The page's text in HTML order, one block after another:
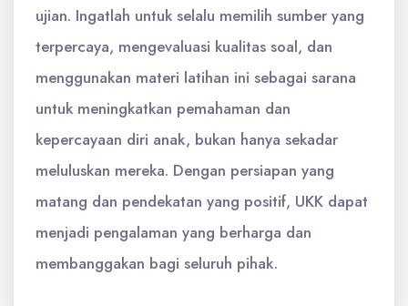
ujian. Ingatlah untuk selalu memilih sumber yang
terpercaya, mengevaluasi kualitas soal, dan
menggunakan materi latihan ini sebagai sarana
untuk meningkatkan pemahaman dan
kepercayaan diri anak, bukan hanya sekadar
meluluskan mereka. Dengan persiapan yang
matang dan pendekatan yang positif, UKK dapat
menjadi pengalaman yang berharga dan
membanggakan bagi seluruh pihak.